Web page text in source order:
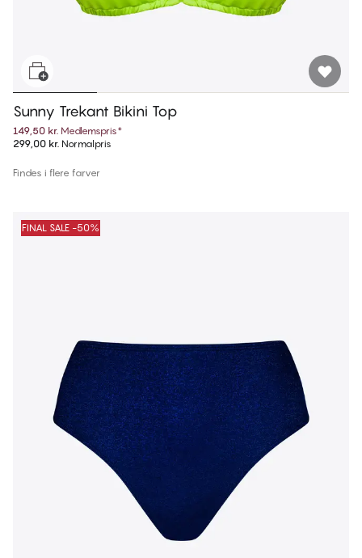
Sunny Trekant Bikini Top
149,50 kr. Medlemspris*
299,00 kr. Normalpris
Findes i flere farver
FINAL SALE -50%